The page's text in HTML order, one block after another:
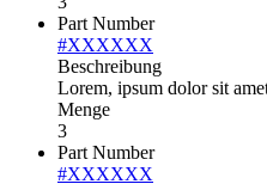
Part Number
#XXXXXX
Beschreibung
Lorem, ipsum dolor sit
Menge
3
Part Number
#XXXXXX